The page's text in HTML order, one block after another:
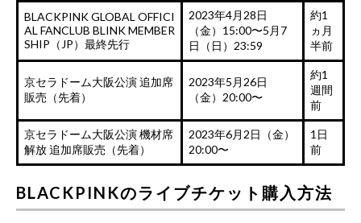
BLACKPINK GLOBAL OFFICI
AL FANCLUB BLINK MEMBER
SHIP（JP）最終先行
2023年4月28日
（金）15:00〜5月7
日（日）23:59
約1
ヵ月
半前
京セラドーム大阪公演 追加席
販売（先着）
2023年5月26日
（金）20:00〜
約1
週間
前
京セラドーム大阪公演 機材席
解放 追加席販売（先着）
2023年6月2日（金）
20:00〜
1日
前
BLACKPINKのライブチケット購入方法